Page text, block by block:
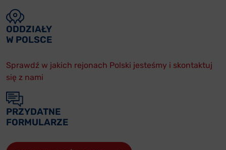
ODDZIAŁY
W POLSCE
Sprawdź w jakich rejonach Polski jesteśmy i skontaktuj
się z nami
PRZYDATNE
FORMULARZE